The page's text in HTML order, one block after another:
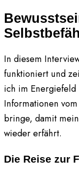
In diesem
funktioniert und
ich im
Informationen
bringe, damit
wieder erfährt.
Die Reise zur